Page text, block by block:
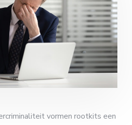
vormen rootkits een